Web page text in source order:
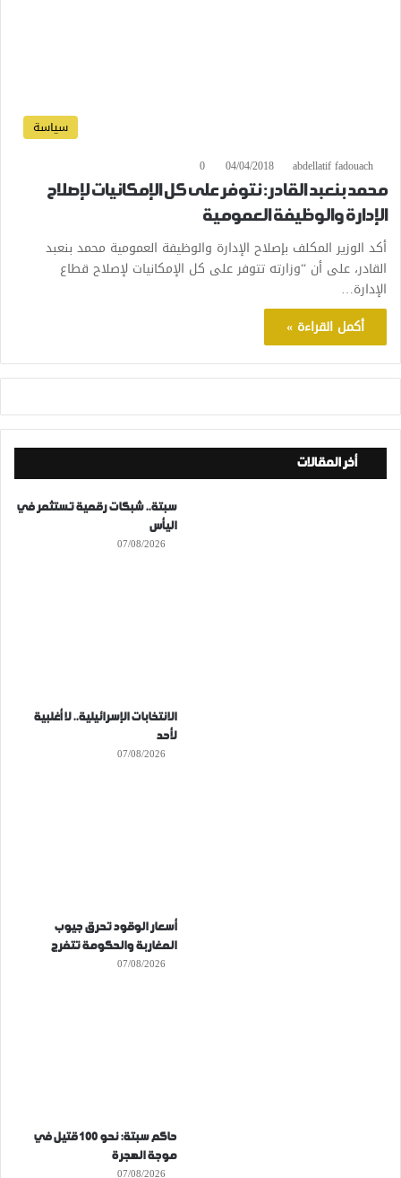
سياسة
abdellatif fadouach
04/04/2018
0
محمد بنعبد القادر: نتوفر على كل الإمكانيات لإصلاح
الإدارة والوظيفة العمومية
أكد الوزير المكلف بإصلاح الإدارة والوظيفة العمومية محمد بنعبد
القادر، على أن “وزارته تتوفر على كل الإمكانيات لإصلاح قطاع
الإدارة…
أكمل القراءة »
أخر المقالات
سبتة.. شبكات رقمية تستثمر في
اليأس
07/08/2026
الانتخابات الإسرائيلية.. لا أغلبية
لأحد
07/08/2026
أسعار الوقود تحرق جيوب
المغاربة والحكومة تتفرج
07/08/2026
حاكم سبتة: نحو 100 قتيل في
موجة الهجرة
07/08/2026